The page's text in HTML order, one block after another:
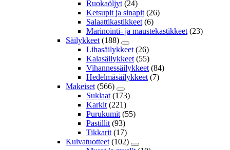
Ruokaöljyt (24)
Ketsupit ja sinapit (26)
Salaattikastikkeet (6)
Marinointi- ja maustekastikkeet (23)
Säilykkeet (188)
Lihasäilykkeet (26)
Kalasäilykkeet (55)
Vihannessäilykkeet (84)
Hedelmäsäilykkeet (7)
Makeiset (566)
Suklaat (173)
Karkit (221)
Purukumit (55)
Pastillit (93)
Tikkarit (17)
Kuivatuotteet (102)